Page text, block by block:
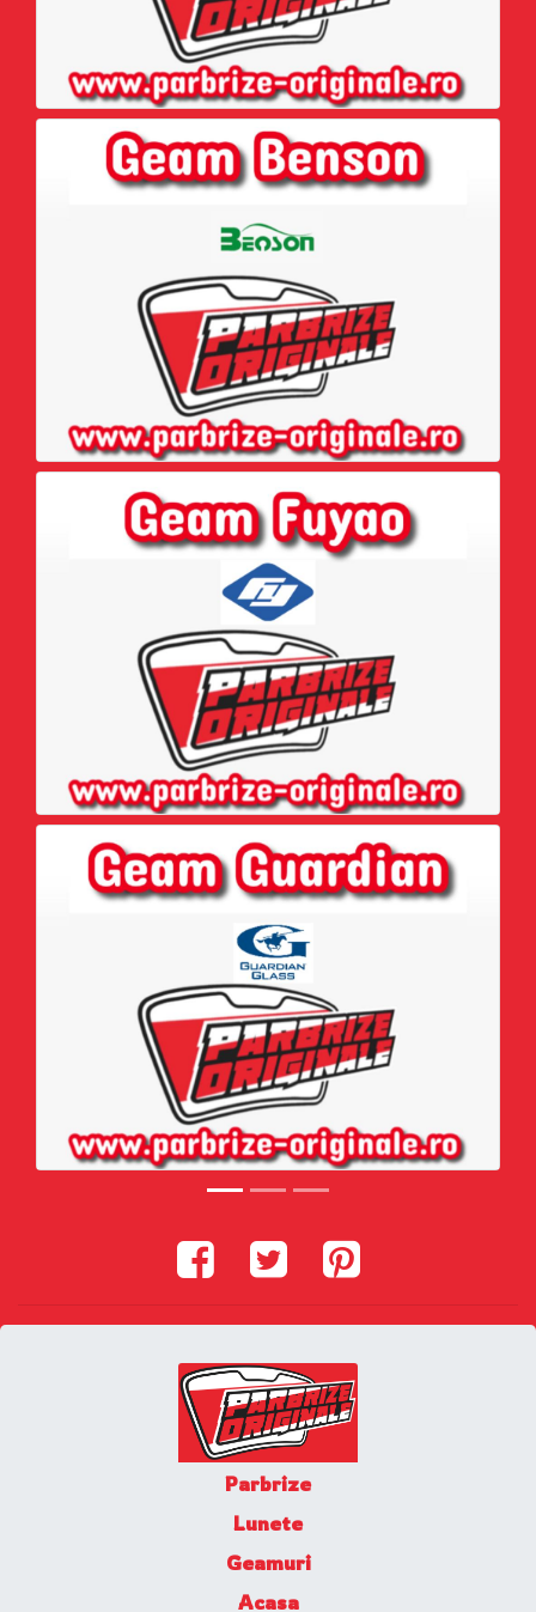
Parbrize
Lunete
Geamuri
Acasa